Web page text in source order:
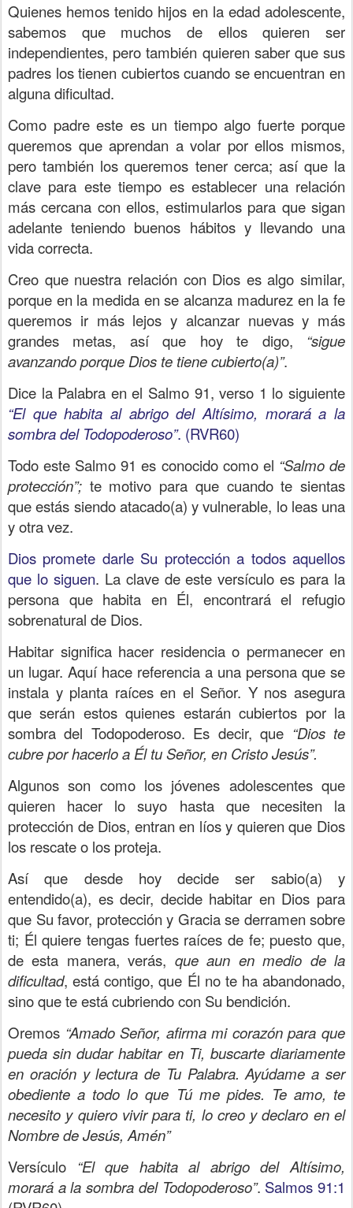
Quienes hemos tenido hijos en la edad adolescente,
sabemos que muchos de ellos quieren ser
independientes, pero también quieren saber que sus
padres los tienen cubiertos cuando se encuentran en
alguna dificultad.
Como padre este es un tiempo algo fuerte porque
queremos que aprendan a volar por ellos mismos,
pero también los queremos tener cerca; así que la
clave para este tiempo es establecer una relación
más cercana con ellos, estimularlos para que sigan
adelante teniendo buenos hábitos y llevando una
vida correcta.
Creo que nuestra relación con Dios es algo similar,
porque en la medida en se alcanza madurez en la fe
queremos ir más lejos y alcanzar nuevas y más
grandes metas, así que hoy te digo, “sigue
avanzando porque Dios te tiene cubierto(a)”.
Dice la Palabra en el Salmo 91, verso 1 lo siguiente
“El que habita al abrigo del Altísimo, morará a la
sombra del Todopoderoso”. (RVR60)
Todo este Salmo 91 es conocido como el “Salmo de
protección”; te motivo para que cuando te sientas
que estás siendo atacado(a) y vulnerable, lo leas una
y otra vez.
Dios promete darle Su protección a todos aquellos
que lo siguen. La clave de este versículo es para la
persona que habita en Él, encontrará el refugio
sobrenatural de Dios.
Habitar significa hacer residencia o permanecer en
un lugar. Aquí hace referencia a una persona que se
instala y planta raíces en el Señor. Y nos asegura
que serán estos quienes estarán cubiertos por la
sombra del Todopoderoso. Es decir, que “Dios te
cubre por hacerlo a Él tu Señor, en Cristo Jesús”.
Algunos son como los jóvenes adolescentes que
quieren hacer lo suyo hasta que necesiten la
protección de Dios, entran en líos y quieren que Dios
los rescate o los proteja.
Así que desde hoy decide ser sabio(a) y
entendido(a), es decir, decide habitar en Dios para
que Su favor, protección y Gracia se derramen sobre
ti; Él quiere tengas fuertes raíces de fe; puesto que,
de esta manera, verás, que aun en medio de la
dificultad, está contigo, que Él no te ha abandonado,
sino que te está cubriendo con Su bendición.
Oremos “Amado Señor, afirma mi corazón para que
pueda sin dudar habitar en Ti, buscarte diariamente
en oración y lectura de Tu Palabra. Ayúdame a ser
obediente a todo lo que Tú me pides. Te amo, te
necesito y quiero vivir para ti, lo creo y declaro en el
Nombre de Jesús, Amén”
Versículo “El que habita al abrigo del Altísimo,
morará a la sombra del Todopoderoso”. Salmos 91:1